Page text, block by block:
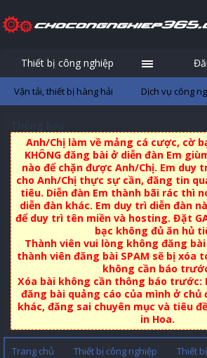
Anh/Chị làm về mảng cá cược, cờ
KHÔNG đăng bài ở diễn đàn Em
nào để chặn được Anh/Chị. Em duy
cho Anh/Chị thực sự cần, đăng tin
tiêu. Diễn đàn Em thành bãi rác thì
diễn đàn khác. Em duy trì diễn đàn
để duy trì tên miền và hosting. Đặt
bạc không đủ ăn hủ
Thành viên vui lòng không đăng bài
thành viên đăng bài SPAM sẽ bị xóa
không cần báo
Xóa bài không cần thông báo trước:
đăng bài quảng cáo của mình ở chủ
khác, đăng sai chuyên mục và tiêu
in Hoa.
Trang chủ Thiết bị công nghiệp Thiết
Thiết bị công nghiệp
Vận tải, thiết bị hàng hải Dịch vụ công